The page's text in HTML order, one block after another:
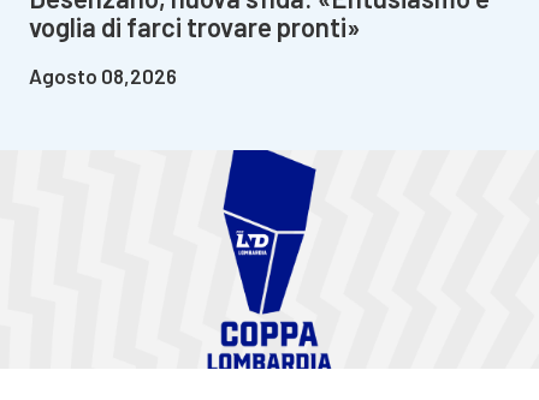
voglia di farci trovare pronti»
Agosto 08,2026